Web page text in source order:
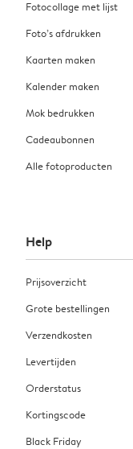
Fotocollage met lijst
Foto’s afdrukken
Kaarten maken
Kalender maken
Mok bedrukken
Cadeaubonnen
Alle fotoproducten
Help
Prijsoverzicht
Grote bestellingen
Verzendkosten
Levertijden
Orderstatus
Kortingscode
Black Friday